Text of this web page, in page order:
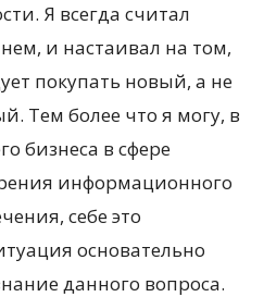
Я всегда считал
и настаивал на том,
покупать новый, а не
Тем более что я могу, в
бизнеса в сфере
информационного
себе это
основательно
данного вопроса.